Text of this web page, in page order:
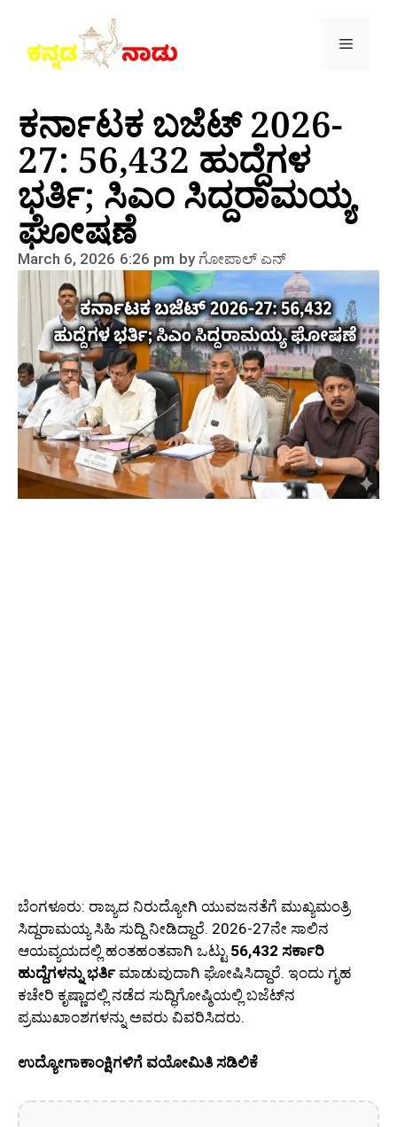
ಕರ್ನಾಟಕ ಬಜೆಟ್ 2026-
27: 56,432 ಹುದ್ದೆಗಳ
ಭರ್ತಿ; ಸಿಎಂ ಸಿದ್ದರಾಮಯ್ಯ
ಘೋಷಣೆ
March 6, 2026 6:26 pm byಗೋಪಾಲ್‌ ಎನ್‌
ಬೆಂಗಳೂರು: ರಾಜ್ಯದ ನಿರುದ್ಯೋಗಿ ಯುವಜನತೆಗೆ ಮುಖ್ಯಮಂತ್ರಿ
ಸಿದ್ದರಾಮಯ್ಯ ಸಿಹಿ ಸುದ್ದಿ ನೀಡಿದ್ದಾರೆ. 2026-27ನೇ ಸಾಲಿನ
ಆಯವ್ಯಯದಲ್ಲಿ ಹಂತಹಂತವಾಗಿ ಒಟ್ಟು56,432 ಸರ್ಕಾರಿ
ಹುದ್ದೆಗಳನ್ನು ಭರ್ತಿಮಾಡುವುದಾಗಿ ಘೋಷಿಸಿದ್ದಾರೆ. ಇಂದು ಗೃಹ
ಕಚೇರಿ ಕೃಷ್ಣಾದಲ್ಲಿ ನಡೆದ ಸುದ್ಧಿಗೋಷ್ಠಿಯಲ್ಲಿ ಬಜೆಟ್‌ನ
ಪ್ರಮುಖಾಂಶಗಳನ್ನು ಅವರು ವಿವರಿಸಿದರು.
ಉದ್ಯೋಗಾಕಾಂಕ್ಷಿಗಳಿಗೆ ವಯೋಮಿತಿ ಸಡಿಲಿಕೆ